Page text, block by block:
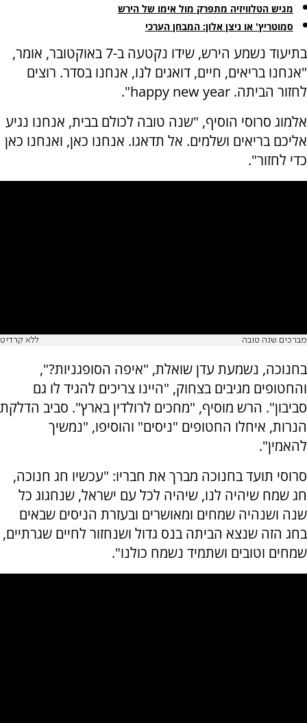
מגיש הטלוויזיה מתפרק מול אימו של הירש
סמוטריץ' או ניצן אלון: המבחן הערכי
בתיעוד נשמע הירש, שידו נקטעה ב-7 באוקטובר, אומר,
"אנחנו בריאים, חיים, דואגים לנו, אנחנו בסדר. רוצים
לחזור הביתה. happy new year".
אלמוג סרוסי הוסיף, "שנה טובה לכולם בבית, אנחנו נגיע
אליכם בריאים ושלמים. אל תדאגו. אנחנו כאן, ואנחנו כאן
כדי לחזור".
מברכים שנה טובה ללא קרדיט
בחנוכה, נשמעת עדן שואלת, "איפה הסופגניות?",
והחטופים מגיבים בצחוק, "היינו צריכים להגיד לו גם
סביבון". הרש מוסיף, "מחכים לרולדין בארץ". סביב הדלקת
הנרות, איחלו החטופים "ניסים" והוסיפו, "נמשיך
להאמין".
סרוסי תועד בחנוכה מברך את חבריו: "עכשיו חג חנוכה,
חג שמח שיהיה לנו, שיהיה לכל עם ישראל, שנחגוג כל
שנה ושנהיה שמחים ומאושרים ובעזרת הניסים שבאים
בחג הזה שנצא הביתה בנס גדול ושנחזור לחיים שגרתיים,
שמחים וטובים ושתמיד נשמח כולנו".